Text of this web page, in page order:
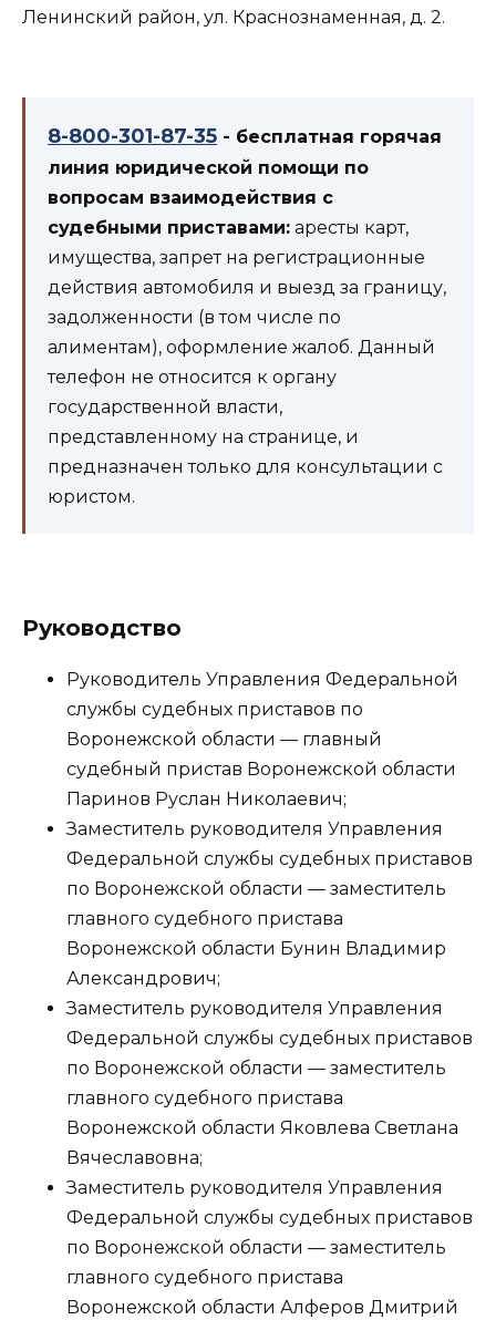
Ленинский район, ул. Краснознаменная, д. 2.
8-800-301-87-35 - бесплатная горячая
линия юридической помощи по
вопросам взаимодействия с
судебными приставами: аресты карт,
имущества, запрет на регистрационные
действия автомобиля и выезд за границу,
задолженности (в том числе по
алиментам), оформление жалоб. Данный
телефон не относится к органу
государственной власти,
представленному на странице, и
предназначен только для консультации с
юристом.
Руководство
Руководитель Управления Федеральной
службы судебных приставов по
Воронежской области — главный
судебный пристав Воронежской области
Паринов Руслан Николаевич;
Заместитель руководителя Управления
Федеральной службы судебных приставов
по Воронежской области — заместитель
главного судебного пристава
Воронежской области Бунин Владимир
Александрович;
Заместитель руководителя Управления
Федеральной службы судебных приставов
по Воронежской области — заместитель
главного судебного пристава
Воронежской области Яковлева Светлана
Вячеславовна;
Заместитель руководителя Управления
Федеральной службы судебных приставов
по Воронежской области — заместитель
главного судебного пристава
Воронежской области Алферов Дмитрий